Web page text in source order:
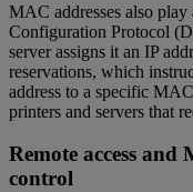
MAC addresses also
Configuration Protocol
server assigns it an IP
reservations, which
address to a specific
printers and servers that
Remote access
control